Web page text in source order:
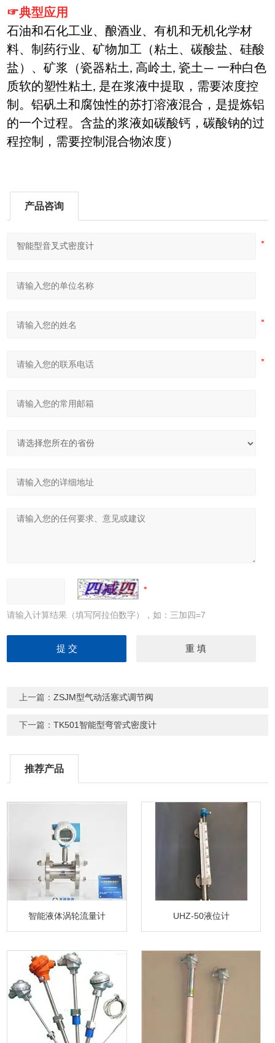
☞典型应用
石油和石化工业、酿酒业、有机和无机化学材
料、制药行业、矿物加工（粘土、碳酸盐、硅酸
盐）、矿浆（瓷器粘土, 高岭土, 瓷土— 一种白色
质软的塑性粘土, 是在浆液中提取，需要浓度控
制。铝矾土和腐蚀性的苏打溶液混合，是提炼铝
的一个过程。含盐的浆液如碳酸钙，碳酸钠的过
程控制，需要控制混合物浓度）
产品咨询
请输入计算结果（填写阿拉伯数字），如：三加四=7
上一篇：ZSJM型气动活塞式调节阀
下一篇：TK501智能型弯管式密度计
推荐产品
智能液体涡轮流量计 UHZ-50液位计